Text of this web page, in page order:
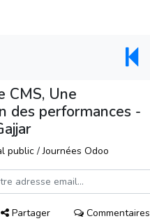
CMS, Une
des performances -
public /Journées Odoo
Partager Commentaires